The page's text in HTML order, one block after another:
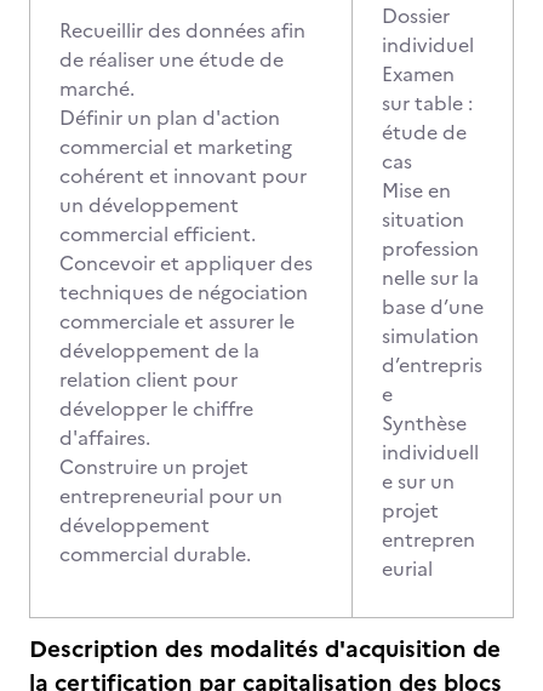
Recueillir des données afin
de réaliser une étude de
marché.
Définir un plan d'action
commercial et marketing
cohérent et innovant pour
un développement
commercial efficient.
Concevoir et appliquer des
techniques de négociation
commerciale et assurer le
développement de la
relation client pour
développer le chiffre
d'affaires.
Construire un projet
entrepreneurial pour un
développement
commercial durable.
Dossier
individuel
Examen
sur table :
étude de
cas
Mise en
situation
profession
nelle sur la
base d’une
simulation
d’entrepris
e
Synthèse
individuell
e sur un
projet
entrepren
eurial
Description des modalités d'acquisition de
la certification par capitalisation des blocs